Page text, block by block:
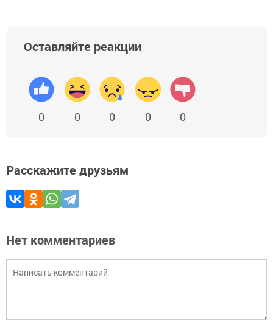
Оставляйте реакции
0 0 0 0 0
Расскажите друзьям
Нет комментариев